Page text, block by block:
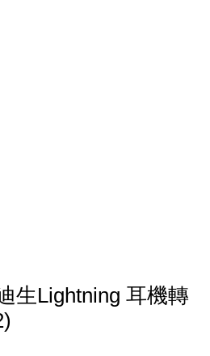
生Lightning 耳機轉